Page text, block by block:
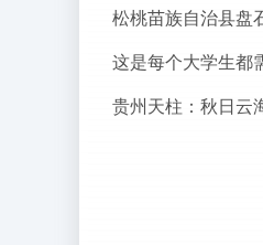
这是每个大学生都
贵州天柱：秋日云